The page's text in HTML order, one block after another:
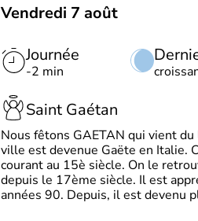
Vendredi 7 août
Journée
-2 min
Saint Gaétan
Nous fêtons GAETAN qui vient
ville est devenue Gaëte en Italie.
courant au 15è siècle. On le
depuis le 17ème siècle. Il est
années 90. Depuis, il est devenu